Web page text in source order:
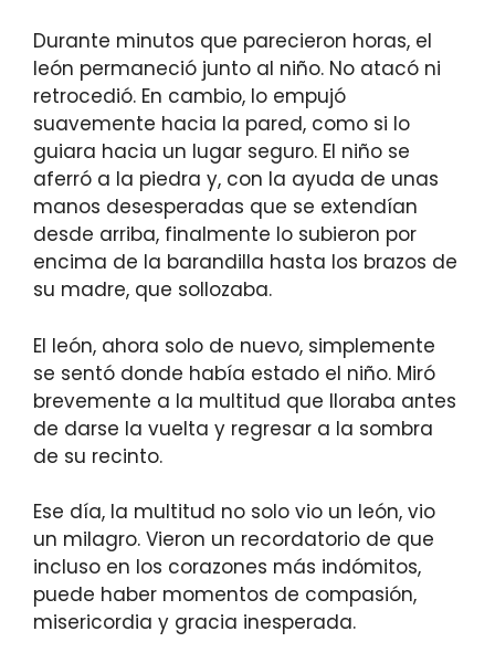
Durante minutos que parecieron horas, el
león permaneció junto al niño. No atacó ni
retrocedió. En cambio, lo empujó
suavemente hacia la pared, como si lo
guiara hacia un lugar seguro. El niño se
aferró a la piedra y, con la ayuda de unas
manos desesperadas que se extendían
desde arriba, finalmente lo subieron por
encima de la barandilla hasta los brazos de
su madre, que sollozaba.
El león, ahora solo de nuevo, simplemente
se sentó donde había estado el niño. Miró
brevemente a la multitud que lloraba antes
de darse la vuelta y regresar a la sombra
de su recinto.
Ese día, la multitud no solo vio un león, vio
un milagro. Vieron un recordatorio de que
incluso en los corazones más indómitos,
puede haber momentos de compasión,
misericordia y gracia inesperada.